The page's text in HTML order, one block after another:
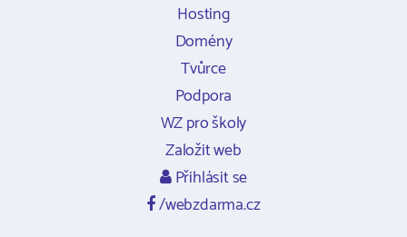
Hosting
Domény
Tvůrce
Podpora
WZ pro školy
Založit web
Přihlásit se
/webzdarma.cz